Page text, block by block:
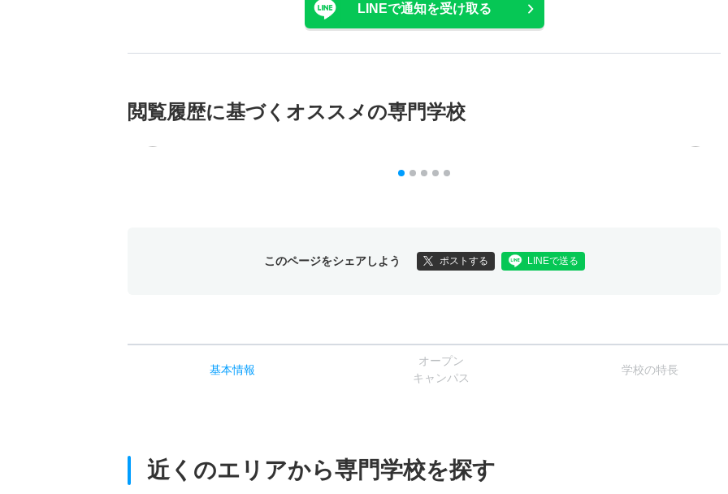
LINEで通知を受け取る
閲覧履歴に基づく オススメの専門学校
このページをシェアしよう ポストする LINEで送る
基本情報
オープン
キャンパス
学校の特長
近くのエリアから専門学校を探す